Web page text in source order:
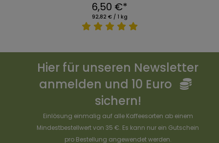
6,50 €*
92,82 € / 1 kg
Hier für unseren Newsletter
anmelden und 10 Euro
sichern!
Einlösung einmalig auf alle Kaffeesorten ab einem
Mindestbestellwert von 35 €. Es kann nur ein Gutschein
pro Bestellung angewendet werden.